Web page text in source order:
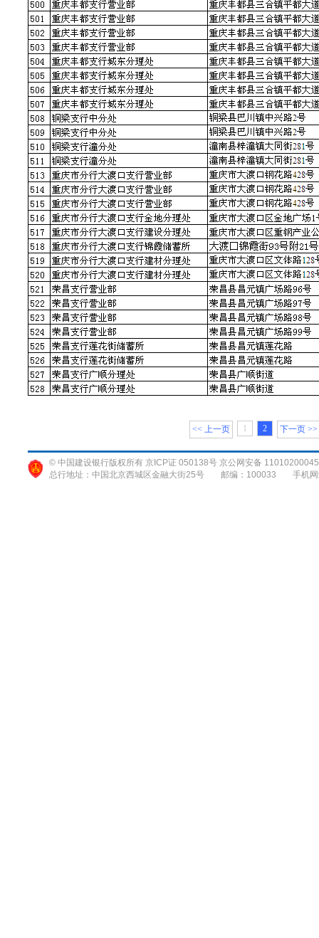
<< 上一页 1 2 下一页 >>
© 中国建设银行版权所有 京ICP证 050138号 京公网安备
总行地址：中国北京西城区金融大街25号
邮编：100033 手机